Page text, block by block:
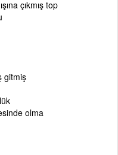
çıkmış top
gitmiş
olma